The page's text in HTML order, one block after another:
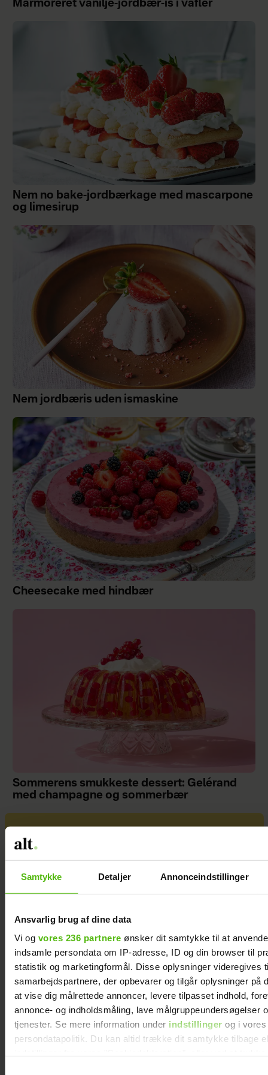
Samtykke Detaljer Annonceindstillinger
Ansvarlig brug af dine data
Vi og vores 236 partnere ønsker dit samtykke til at
indsamle persondata om IP-adresse, ID og din browser til
statistik og marketingformål. Disse oplysninger videregives
samarbejdspartnere, der opbevarer og tilgår oplysninger på
at vise dig målrettede annoncer, levere tilpasset indhold,
annonce- og indholdsmåling, lave målgruppeundersøgelser
tjenester. Se mere information under indstillinger og i vores
persondatapolitik. Du kan altid trække dit samtykke tilbage
Marmoreret vanilje-jordbær-is i vafler
Nem no bake-jordbærkage med mascarpone
og limesirup
Nem jordbæris uden ismaskine
Cheesecake med hindbær
Sommerens smukkeste dessert: Gelérand
med champagne og sommerbær
KÆMPE GALLERI: De kendte
elsker Smukfest
Se alle billederne: Kronprins
Christian på Smukfest